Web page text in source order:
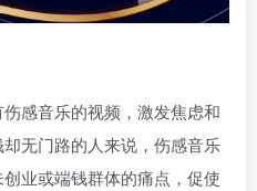
感音乐的视频，激发焦虑和
无门路的人来说，伤感音乐
业或端钱群体的痛点，促使